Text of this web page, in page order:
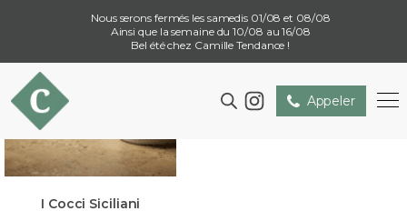
Nous serons fermés les samedis 01/08 et 08/08
Ainsi que la semaine du 10/08 au 16/08
Bel été chez Camille Tendance !
Appeler
I Cocci Siciliani